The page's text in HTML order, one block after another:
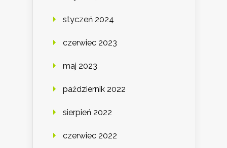
styczeń 2024
czerwiec 2023
maj 2023
październik 2022
sierpień 2022
czerwiec 2022